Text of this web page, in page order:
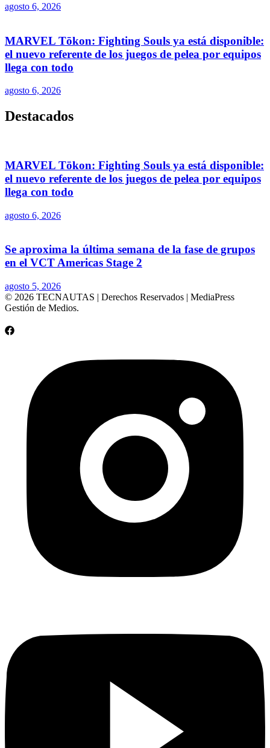
agosto 6, 2026
MARVEL Tōkon: Fighting Souls ya está disponible:
el nuevo referente de los juegos de pelea por equipos
llega con todo
agosto 6, 2026
Destacados
MARVEL Tōkon: Fighting Souls ya está disponible:
el nuevo referente de los juegos de pelea por equipos
llega con todo
agosto 6, 2026
Se aproxima la última semana de la fase de grupos
en el VCT Americas Stage 2
agosto 5, 2026
© 2026 TECNAUTAS | Derechos Reservados | MediaPress
Gestión de Medios.